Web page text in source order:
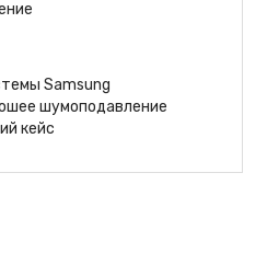
Samsung
шумоподавление
кейс